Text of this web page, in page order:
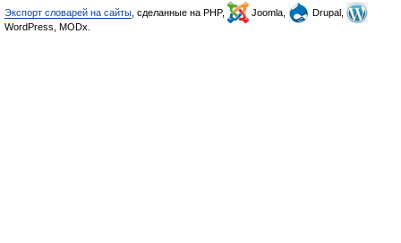
Экспорт словарей на сайты , сделанные на PHP, Joomla,
Drupal,
WordPress, MODx.